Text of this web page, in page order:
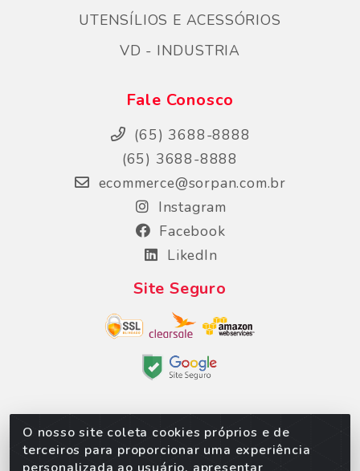
O nosso site coleta cookies próprios e de
terceiros para proporcionar uma experiência
UTENSÍLIOS E ACESSÓRIOS
VD - INDUSTRIA
Fale Conosco
(65) 3688-8888
(65) 3688-8888
ecommerce@sorpan.com.br
Instagram
Facebook
LikedIn
Site Seguro
Sorpan - Rodovia dos Imigrantes, Lote 06, São
Matheus, Várzea Grande/MT – CEP 78152-135 -